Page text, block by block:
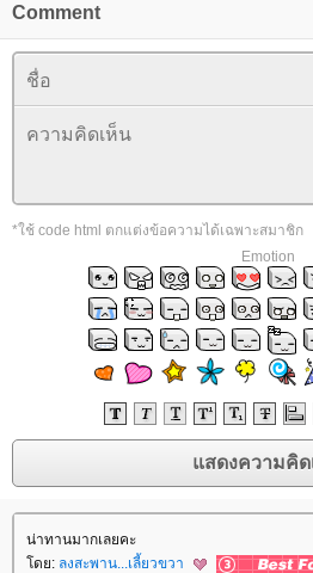
Comment
*ใช้ code html ตกแต่งข้อความได้เฉพาะสมาชิก
Emotion
น่าทานมากเลยคะ
ดย: ลงสะพาน...เลี้ยวขวา